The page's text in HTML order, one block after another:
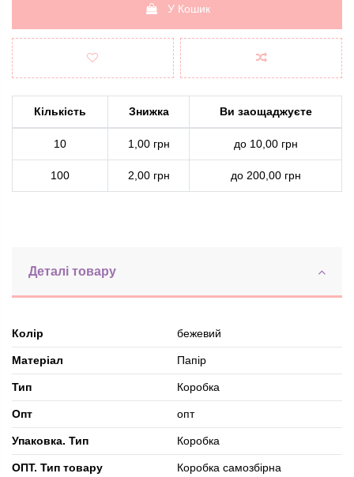
У Кошик
Кількість Знижка Ви заощаджуєте
10 1,00 грн до 10,00 грн
100 2,00 грн до 200,00 грн
Деталі товару
Колір бежевий
Матеріал Папір
Тип Коробка
Опт опт
Упаковка. Тип Коробка
ОПТ. Тип товару Коробка самозбірна